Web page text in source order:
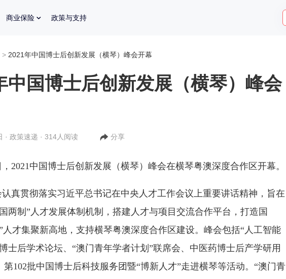
商业保险 政策与支持
> 2021年中国博士后创新发展（横琴）峰会开幕
中国博士后创新发展（横琴）峰会
· 政策速递 · 314人阅读 分享
，2021中国博士后创新发展（横琴）峰会在横琴粤澳深度合作区开幕。
真贯彻落实习近平总书记在中央人才工作会议上重要讲话精神，旨在
两制”人才发展体制机制，搭建人才与项目交流合作平台，打造国
人才集聚新高地，支持横琴粤澳深度合作区建设。峰会包括“人工智能
士后学术论坛、“澳门青年学者计划”联席会、中医药博士后产学研用
第102批中国博士后科技服务团暨“博新人才”走进横琴等活动。“澳门青